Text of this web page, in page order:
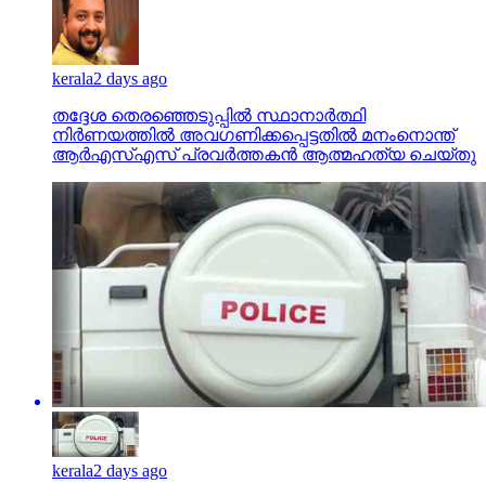
kerala2 days ago
തദ്ദേശ തെരഞ്ഞെടുപ്പില്‍ സ്ഥാനാര്‍ത്ഥി
നിര്‍ണയത്തില്‍ അവഗണിക്കപ്പെട്ടതില്‍ മനംനൊന്ത്
ആര്‍എസ്എസ് പ്രവര്‍ത്തകന്‍ ആത്മഹത്യ ചെയ്തു
kerala2 days ago